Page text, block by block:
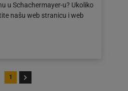
u Schachermayer-u? Ukoliko
našu web stranicu i web
1